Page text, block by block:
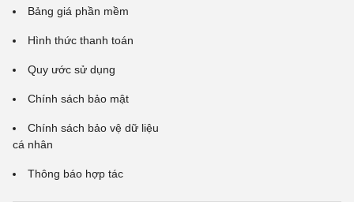
Bảng giá phần mềm
Hình thức thanh toán
Quy ước sử dụng
Chính sách bảo mật
Chính sách bảo vệ dữ liệu
cá nhân
Thông báo hợp tác